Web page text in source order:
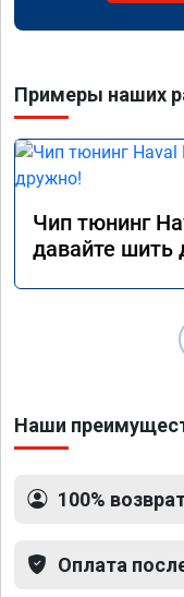
Примеры наших
Чип тюнинг
давайте шить
Наши
100%
Оплата